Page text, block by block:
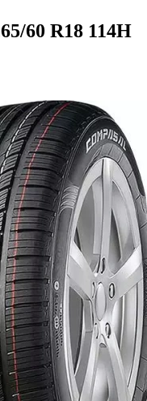
60 R18 114H